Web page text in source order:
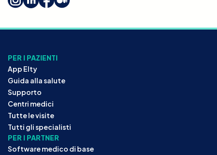
PER I PAZIENTI
App Elty
Guida alla salute
Supporto
Centri medici
Tutte le visite
Tutti gli specialisti
PER I PARTNER
Software medico di base